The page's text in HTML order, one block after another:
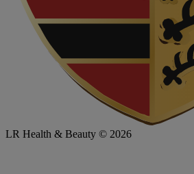
LR Health & Beauty © 2026